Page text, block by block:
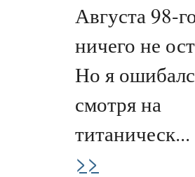
Августа 98-
ничего не
Но я
смотря на
титаническ...
>>